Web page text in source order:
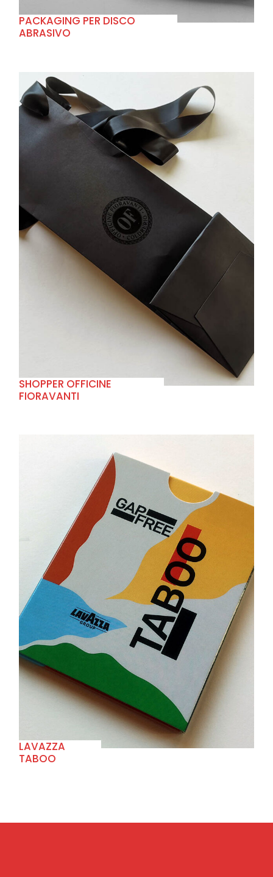
PACKAGING PER DISCO
ABRASIVO
SHOPPER OFFICINE
FIORAVANTI
+
LAVAZZA
TABOO